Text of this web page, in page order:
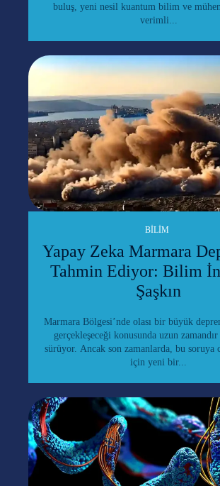
buluş, yeni nesil kuantum bilim ve
verimli...
BILIM
Yapay Zeka Marmara
Tahmin Ediyor: Bilim
Şaşkın
Marmara Bölgesi’nde olası bir büyük
gerçekleşeceği konusunda uzun
sürüyor. Ancak son zamanlarda, bu soruya
için yeni bir...